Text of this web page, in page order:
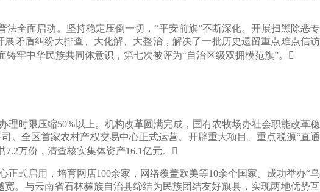
全面启动。坚持稳定压倒一切，“平安前旗”不断深化。开展扫黑除恶专
矛盾纠纷大排查、大化解、大整治，解决了一批历史遗留重点难点信访
牢中华民族共同体意识，第七次被评为“自治区级双拥模范旗”。
时限压缩50%以上。机构改革圆满完成，国有农牧场办社会职能改革稳
。全区首家农村产权交易中心正式运营。开辟重大项目、重点税源“直通
万份，清查核实集体资产16.1亿元。
式启用，培育网店100余家，网络覆盖欧美等10余个国家。成功举办“乌
。与云南省石林彝族自治县缔结为民族团结友好旗县，实现两地优势互